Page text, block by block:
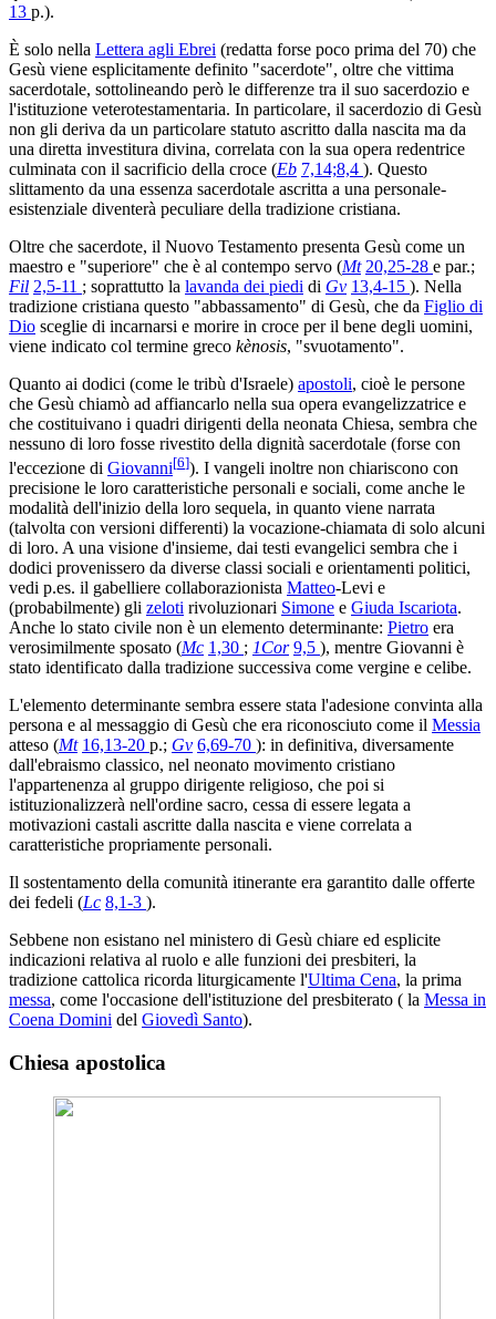
13 p.).
È solo nella Lettera agli Ebrei (redatta forse poco prima del 70) che
Gesù viene esplicitamente definito "sacerdote", oltre che vittima
sacerdotale, sottolineando però le differenze tra il suo sacerdozio e
l'istituzione veterotestamentaria. In particolare, il sacerdozio di Gesù
non gli deriva da un particolare statuto ascritto dalla nascita ma da
una diretta investitura divina, correlata con la sua opera redentrice
culminata con il sacrificio della croce (Eb 7,14;8,4 ). Questo
slittamento da una essenza sacerdotale ascritta a una personale-
esistenziale diventerà peculiare della tradizione cristiana.
Oltre che sacerdote, il Nuovo Testamento presenta Gesù come un
maestro e "superiore" che è al contempo servo (Mt 20,25-28 e par.;
Fil 2,5-11 ; soprattutto la lavanda dei piedi di Gv 13,4-15 ). Nella
tradizione cristiana questo "abbassamento" di Gesù, che da Figlio di
Dio sceglie di incarnarsi e morire in croce per il bene degli uomini,
viene indicato col termine greco kènosis, "svuotamento".
Quanto ai dodici (come le tribù d'Israele) apostoli, cioè le persone
che Gesù chiamò ad affiancarlo nella sua opera evangelizzatrice e
che costituivano i quadri dirigenti della neonata Chiesa, sembra che
nessuno di loro fosse rivestito della dignità sacerdotale (forse con
l'eccezione di Giovanni[6]). I vangeli inoltre non chiariscono con
precisione le loro caratteristiche personali e sociali, come anche le
modalità dell'inizio della loro sequela, in quanto viene narrata
(talvolta con versioni differenti) la vocazione-chiamata di solo alcuni
di loro. A una visione d'insieme, dai testi evangelici sembra che i
dodici provenissero da diverse classi sociali e orientamenti politici,
vedi p.es. il gabelliere collaborazionista Matteo-Levi e
(probabilmente) gli zeloti rivoluzionari Simone e Giuda Iscariota.
Anche lo stato civile non è un elemento determinante: Pietro era
verosimilmente sposato (Mc 1,30 ; 1Cor 9,5 ), mentre Giovanni è
stato identificato dalla tradizione successiva come vergine e celibe.
L'elemento determinante sembra essere stata l'adesione convinta alla
persona e al messaggio di Gesù che era riconosciuto come il Messia
atteso (Mt 16,13-20 p.; Gv 6,69-70 ): in definitiva, diversamente
dall'ebraismo classico, nel neonato movimento cristiano
l'appartenenza al gruppo dirigente religioso, che poi si
istituzionalizzerà nell'ordine sacro, cessa di essere legata a
motivazioni castali ascritte dalla nascita e viene correlata a
caratteristiche propriamente personali.
Il sostentamento della comunità itinerante era garantito dalle offerte
dei fedeli (Lc 8,1-3 ).
Sebbene non esistano nel ministero di Gesù chiare ed esplicite
indicazioni relativa al ruolo e alle funzioni dei presbiteri, la
tradizione cattolica ricorda liturgicamente l'Ultima Cena, la prima
messa, come l'occasione dell'istituzione del presbiterato ( la Messa in
Coena Domini del Giovedì Santo).
Chiesa apostolica